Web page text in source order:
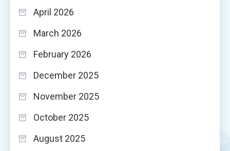
April 2026
March 2026
February 2026
December 2025
November 2025
October 2025
August 2025